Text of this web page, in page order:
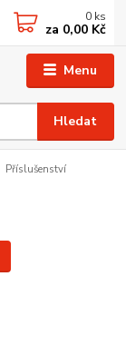
Menu
Hledat
0 ks
za 0,00 Kč
Příslušenství